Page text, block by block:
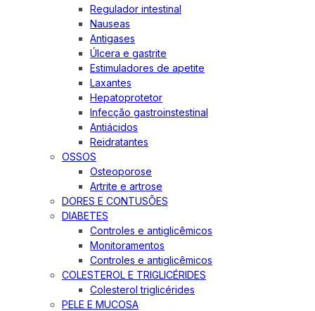
Regulador intestinal
Nauseas
Antigases
Úlcera e gastrite
Estimuladores de apetite
Laxantes
Hepatoprotetor
Infecção gastroinstestinal
Antiácidos
Reidratantes
OSSOS
Osteoporose
Artrite e artrose
DORES E CONTUSÕES
DIABETES
Controles e antiglicêmicos
Monitoramentos
Controles e antiglicêmicos
COLESTEROL E TRIGLICÉRIDES
Colesterol triglicérides
PELE E MUCOSA